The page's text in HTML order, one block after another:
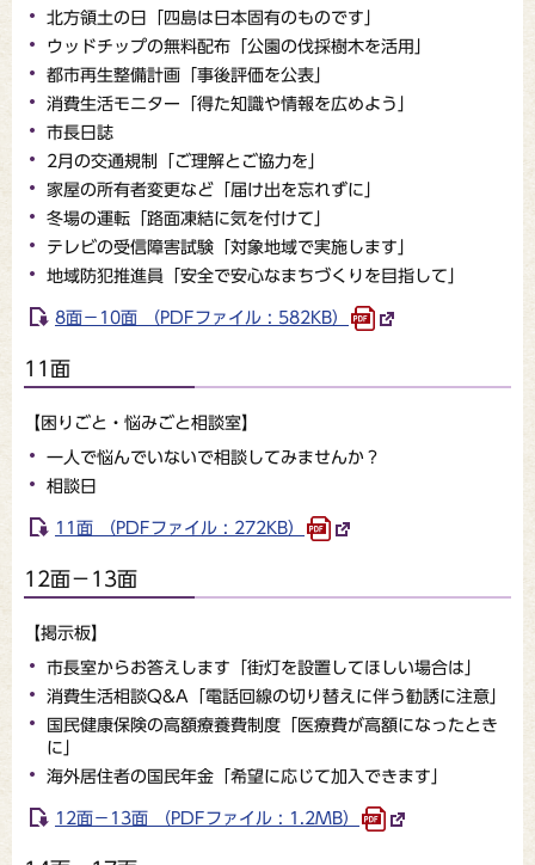
北方領土の日「四島は日本固有のものです」
ウッドチップの無料配布「公園の伐採樹木を活用」
都市再生整備計画「事後評価を公表」
消費生活モニター「得た知識や情報を広めよう」
市長日誌
2月の交通規制「ご理解とご協力を」
家屋の所有者変更など「届け出を忘れずに」
冬場の運転「路面凍結に気を付けて」
テレビの受信障害試験「対象地域で実施します」
地域防犯推進員「安全で安心なまちづくりを目指して」
8面－10面 （PDFファイル : 582KB）
11面
【困りごと・悩みごと相談室】
一人で悩んでいないで相談してみませんか？
相談日
11面 （PDFファイル : 272KB）
12面－13面
【掲示板】
市長室からお答えします「街灯を設置してほしい場合は」
消費生活相談Q&A「電話回線の切り替えに伴う勧誘に注意」
国民健康保険の高額療養費制度「医療費が高額になったとき
に」
海外居住者の国民年金「希望に応じて加入できます」
12面－13面 （PDFファイル : 1.2MB）